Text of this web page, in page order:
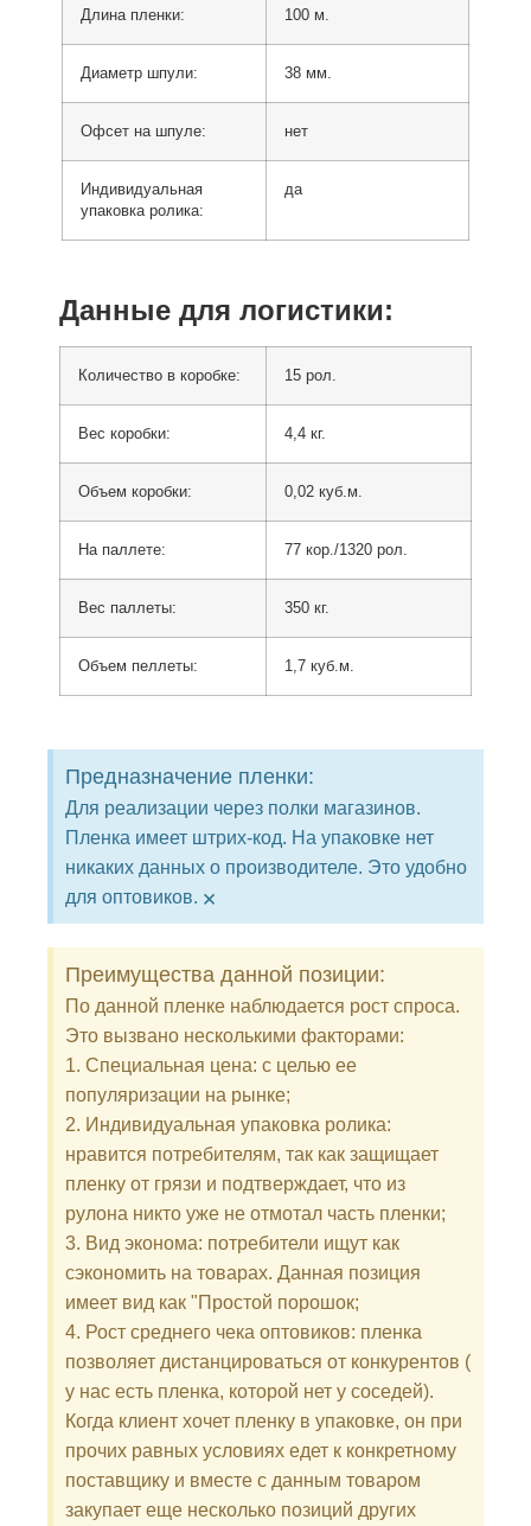
Длина пленки: 100 м.
Диаметр шпули: 38 мм.
Офсет на шпуле: нет
Индивидуальная
упаковка ролика:
да
Данные для логистики:
Количество в коробке: 15 рол.
Вес коробки: 4,4 кг.
Объем коробки: 0,02 куб.м.
На паллете: 77 кор./1320 рол.
Вес паллеты: 350 кг.
Объем пеллеты: 1,7 куб.м.
Предназначение пленки:
Для реализации через полки магазинов.
Пленка имеет штрих-код. На упаковке нет
никаких данных о производителе. Это удобно
для оптовиков. ×
Преимущества данной позиции:
По данной пленке наблюдается рост спроса.
Это вызвано несколькими факторами:
1. Специальная цена: с целью ее
популяризации на рынке;
2. Индивидуальная упаковка ролика:
нравится потребителям, так как защищает
пленку от грязи и подтверждает, что из
рулона никто уже не отмотал часть пленки;
3. Вид эконома: потребители ищут как
сэкономить на товарах. Данная позиция
имеет вид как "Простой порошок;
4. Рост среднего чека оптовиков: пленка
позволяет дистанцироваться от конкурентов (
у нас есть пленка, которой нет у соседей).
Когда клиент хочет пленку в упаковке, он при
прочих равных условиях едет к конкретному
поставщику и вместе с данным товаром
закупает еще несколько позиций других